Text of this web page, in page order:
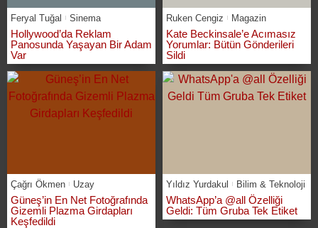
Feryal Tuğal Sinema
Hollywood’da Reklam
Panosunda Yaşayan Bir Adam
Var
Ruken Cengiz Magazin
Kate Beckinsale’e Acımasız
Yorumlar: Bütün Gönderileri
Sildi
Çağrı Ökmen Uzay
Güneş’in En Net Fotoğrafında
Gizemli Plazma Girdapları
Keşfedildi
Yıldız Yurdakul Bilim & Teknoloji
WhatsApp’a @all Özelliği
Geldi: Tüm Gruba Tek Etiket